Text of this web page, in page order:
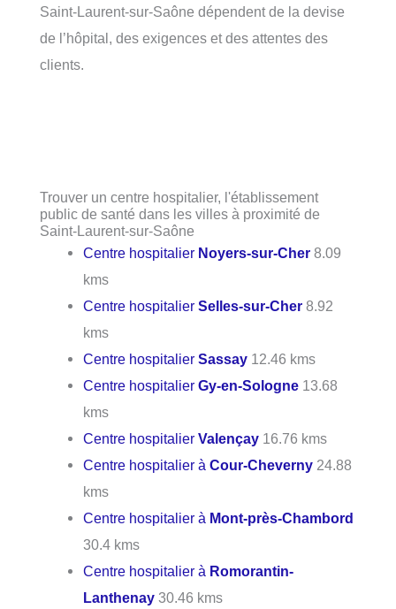
Saint-Laurent-sur-Saône dépendent de la devise
de l’hôpital, des exigences et des attentes des
clients.
Trouver un centre hospitalier, l'établissement
public de santé dans les villes à proximité de
Saint-Laurent-sur-Saône
Centre hospitalier Noyers-sur-Cher 8.09
kms
Centre hospitalierSelles-sur-Cher 8.92
kms
Centre hospitalierSassay 12.46 kms
Centre hospitalierGy-en-Sologne 13.68
kms
Centre hospitalierValençay 16.76 kms
Centre hospitalier àCour-Cheverny 24.88
kms
Centre hospitalier à Mont-près-Chambord
30.4 kms
Centre hospitalier à Romorantin-
Lanthenay 30.46 kms